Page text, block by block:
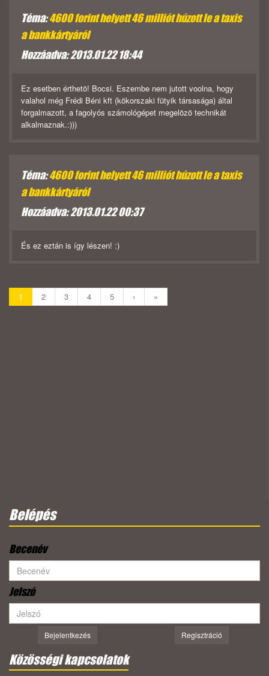
Téma:4600 forint helyett 46 milliót húzott le a taxis
a bankkártyáról
Hozzáadva: 2013.01.22 18:44
Ez esetben érthetö! Bocsi. Eszembe nem jutott voolna, hogy
valahol még Frédi Béni kft (kökorszaki fütyik társasága) által
forgalmazott, a fagolyós számológépet megelözö technikát
alkalmaznak.:)))
Téma:4600 forint helyett 46 milliót húzott le a taxis
a bankkártyáról
Hozzáadva: 2013.01.22 00:37
És ez eztán is így lészen! :)
1 2 3 4 5 › »
Belépés
Becenév
Jelszó
Bejelentkezés Regisztráció
Közösségi kapcsolatok